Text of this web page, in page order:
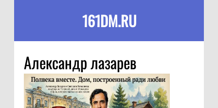
161DM.RU
Александр лазарев